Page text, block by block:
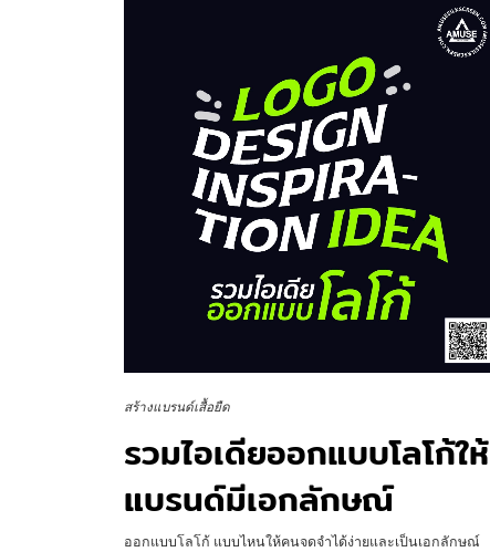
สร้างแบรนด์เสื้อยืด
รวมไอเดียออกแบบโลโก้ให้
แบรนด์มีเอกลักษณ์
ออกแบบโลโก้ แบบไหนให้คนจดจำได้ง่ายและเป็นเอกลักษณ์